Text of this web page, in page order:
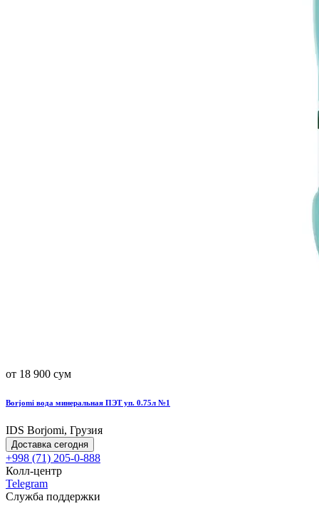
от 18 900 сум
Borjomi вода минеральная ПЭТ уп. 0.75л №1
IDS Borjomi, Грузия
Доставка сегодня
+998 (71) 205-0-888
Колл-центр
Telegram
Служба поддержки